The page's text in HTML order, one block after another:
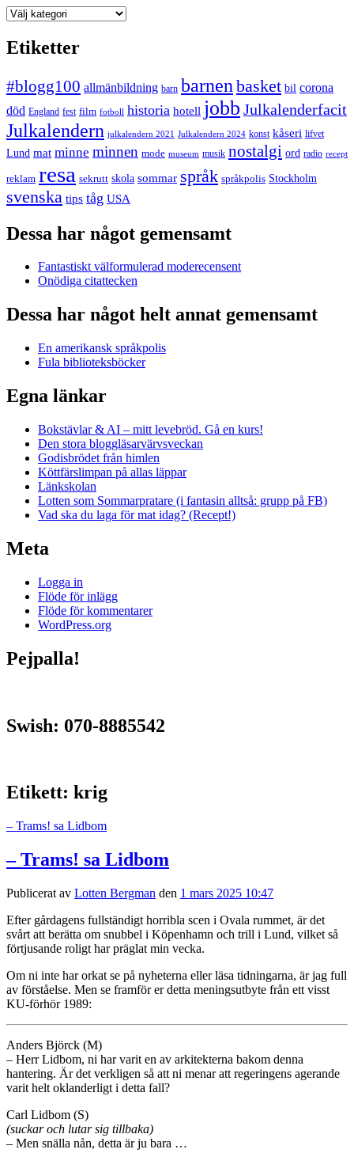
Kategorier
Etiketter
#blogg100 allmänbildning barn barnen basket bil corona
död England fest film fotboll historia hotell jobb Julkalenderfacit
Julkalendern julkalendern 2021 Julkalendern 2024 konst kåseri lifvet
Lund mat minne minnen mode museum musik nostalgi ord radio recept
reklam resa sekrutt skola sommar språk språkpolis Stockholm
svenska tips tåg USA
Dessa har något gemensamt
Fantastiskt välformulerad moderecensent
Onödiga citattecken
Dessa har något helt annat gemensamt
En amerikansk språkpolis
Fula biblioteksböcker
Egna länkar
Bokstävlar & AI – mitt levebröd. Gå en kurs!
Den stora bloggläsarvärvsveckan
Godisbrödet från himlen
Köttfärslimpan på allas läppar
Länkskolan
Lotten som Sommarpratare (i fantasin alltså: grupp på FB)
Vad ska du laga för mat idag? (Recept!)
Meta
Logga in
Flöde för inlägg
Flöde för kommentarer
WordPress.org
Pejpalla!
Swish: 070-8885542
Etikett: krig
– Trams! sa Lidbom
– Trams! sa Lidbom
Publicerat av Lotten Bergman den 1 mars 2025 10:47
Efter gårdagens fullständigt horribla scen i Ovala rummet, är det
svårt att berätta om snubbel i Köpenhamn och trill i Lund, vilket så
förtjusande roligt har präglat min vecka.
Om ni inte har orkat se på nyheterna eller läsa tidningarna, är jag full
av förståelse. Men se framför er detta meningsutbyte från ett visst
KU-förhör 1989:
Anders Björck (M)
– Herr Lidbom, ni har varit en av arkitekterna bakom denna
hantering. Är det verkligen så att ni menar att regeringens agerande
varit helt oklanderligt i detta fall?
Carl Lidbom (S)
(suckar och lutar sig tillbaka)
– Men snälla nån, detta är ju bara …